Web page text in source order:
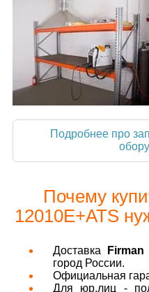
Подробнее про
Почему
12010E+ATS
Доставка Firman
город России.
Официальная
Для юр.лиц -